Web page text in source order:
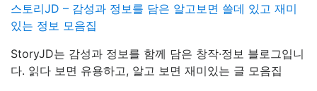
스토리JD – 감성과 정보를 담은 알고보면 쓸데 있고 재미
있는 정보 모음집
StoryJD는 감성과 정보를 함께 담은 창작·정보 블로그입니
다. 읽다 보면 유용하고, 알고 보면 재미있는 글 모음집